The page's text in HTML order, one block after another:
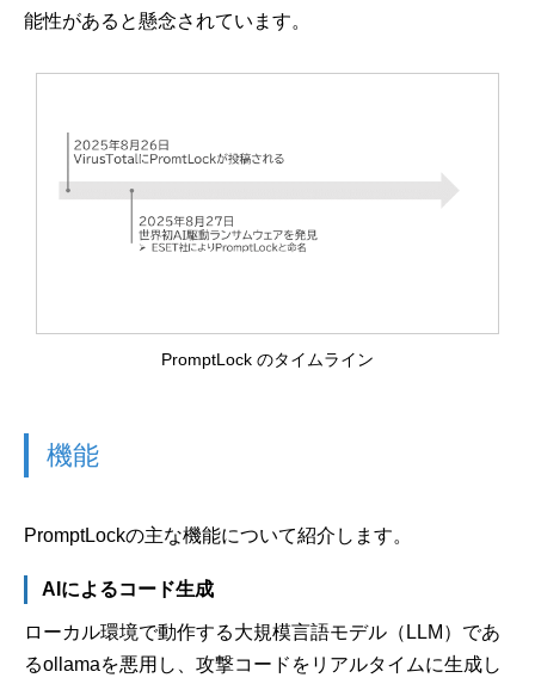
能性があると懸念されています。
PromptLock のタイムライン
機能
PromptLockの主な機能について紹介します。
AIによるコード生成
ローカル環境で動作する大規模言語モデル（LLM）であ
るollamaを悪用し、攻撃コードをリアルタイムに生成し